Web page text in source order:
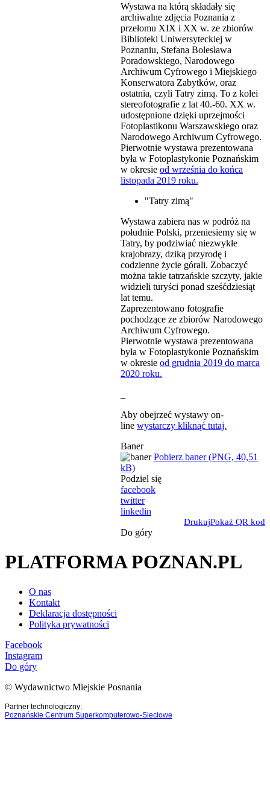
Wystawa na którą składały się
archiwalne zdjęcia Poznania z
przełomu XIX i XX w. ze zbiorów
Biblioteki Uniwersyteckiej w
Poznaniu, Stefana Bolesława
Poradowskiego, Narodowego
Archiwum Cyfrowego i Miejskiego
Konserwatora Zabytków, oraz
ostatnia, czyli Tatry zimą. To z kolei
stereofotografie z lat 40.-60. XX w.
udostępnione dzięki uprzejmości
Fotoplastikonu Warszawskiego oraz
Narodowego Archiwum Cyfrowego.
Pierwotnie wystawa prezentowana
była w Fotoplastykonie Poznańskim
w okresie od września do końca
listopada 2019 roku.
"Tatry zimą"
Wystawa zabiera nas w podróż na
południe Polski, przeniesiemy się w
Tatry, by podziwiać niezwykłe
krajobrazy, dziką przyrodę i
codzienne życie górali. Zobaczyć
można takie tatrzańskie szczyty, jakie
widzieli turyści ponad sześćdziesiąt
lat temu.
Zaprezentowano fotografie
pochodzące ze zbiorów Narodowego
Archiwum Cyfrowego.
Pierwotnie wystawa prezentowana
była w Fotoplastykonie Poznańskim
w okresie od grudnia 2019 do marca
2020 roku.
Aby obejrzeć wystawy on-
line wystarczy kliknąć tutaj.
Baner
Pobierz baner (PNG, 40,51
kB)
Podziel się
facebook
twitter
linkedin
DrukujPokaż QR kod
Do góry
PLATFORMA POZNAN.PL
O nas
Kontakt
Deklaracja dostępności
Polityka prywatności
Facebook
Instagram
Do góry
© Wydawnictwo Miejskie Posnania
Partner technologiczny:
Poznańskie Centrum Superkomputerowo-Sieciowe